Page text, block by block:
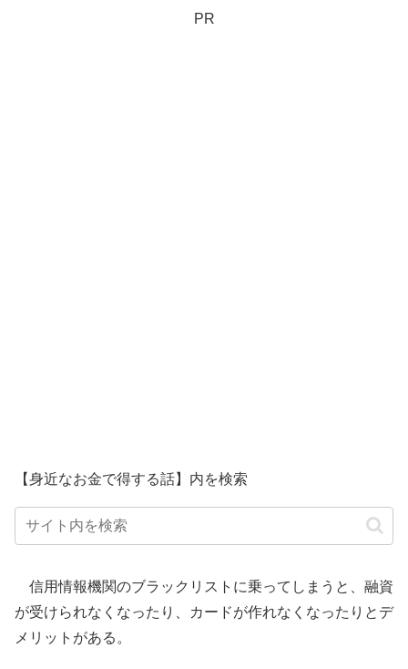
PR
【身近なお金で得する話】内を検索
信用情報機関のブラックリストに乗ってしまうと、融資
が受けられなくなったり、カードが作れなくなったりとデ
メリットがある。